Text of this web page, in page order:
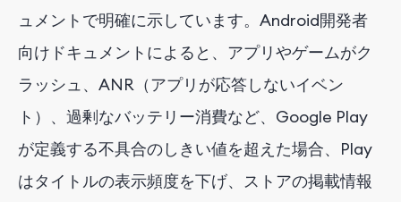
ュメントで明確に示しています。Android開発者
向けドキュメントによると、アプリやゲームがク
ラッシュ、ANR（アプリが応答しないイベン
ト）、過剰なバッテリー消費など、Google Play
が定義する不具合のしきい値を超えた場合、Play
はタイトルの表示頻度を下げ、ストアの掲載情報